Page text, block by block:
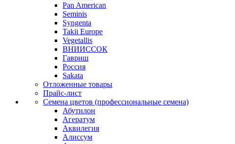
Pan American
Seminis
Syngenta
Takii Europe
Vegetallis
ВНИИССОК
Гавриш
Россия
Sakata
Отложенные товары
Прайс-лист
Семена цветов (профессиональные семена)
Абутилон
Агератум
Аквилегия
Алиссум